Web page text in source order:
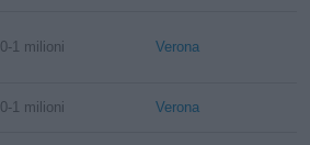
0-1 milioni Verona
0-1 milioni Verona